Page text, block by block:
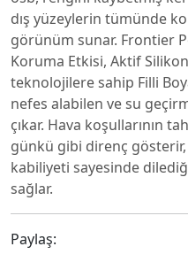
dış yüzeylerin tümünde
görünüm sunar. Frontier
Koruma Etkisi, Aktif
teknolojilere sahip Filli
nefes alabilen ve su
çıkar. Hava koşullarının
günkü gibi direnç
kabiliyeti sayesinde
sağlar.
Paylaş: